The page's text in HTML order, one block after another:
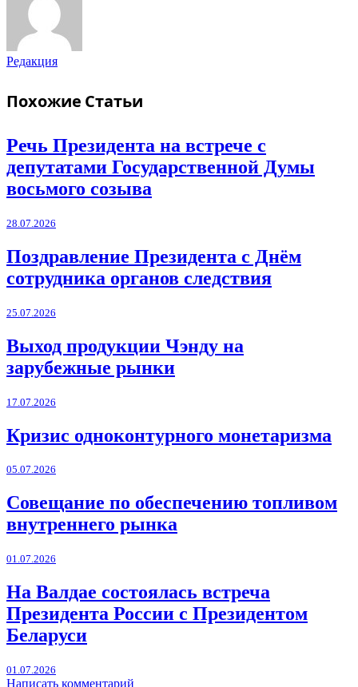
Редакция
Похожие Статьи
Речь Президента на встрече с
депутатами Государственной Думы
восьмого созыва
28.07.2026
Поздравление Президента с Днём
сотрудника органов следствия
25.07.2026
Выход продукции Чэнду на
зарубежные рынки
17.07.2026
Кризис одноконтурного монетаризма
05.07.2026
Совещание по обеспечению топливом
внутреннего рынка
01.07.2026
На Валдае состоялась встреча
Президента России с Президентом
Беларуси
01.07.2026
Написать комментарий